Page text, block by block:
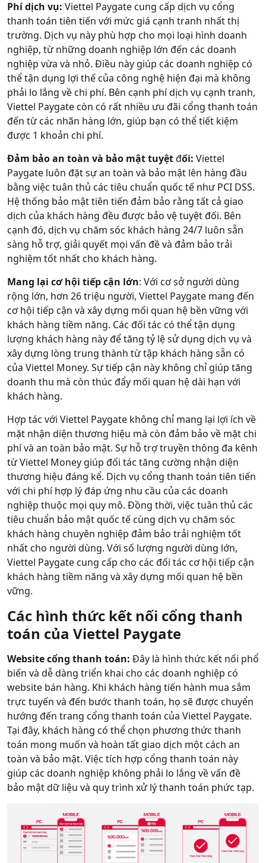
Phí dịch vụ: Viettel Paygate cung cấp dịch vụ cổng
thanh toán tiên tiến với mức giá cạnh tranh nhất thị
trường. Dịch vụ này phù hợp cho mọi loại hình doanh
nghiệp, từ những doanh nghiệp lớn đến các doanh
nghiệp vừa và nhỏ. Điều này giúp các doanh nghiệp có
thể tận dụng lợi thế của công nghệ hiện đại mà không
phải lo lắng về chi phí. Bên cạnh phí dịch vụ cạnh tranh,
Viettel Paygate còn có rất nhiều ưu đãi cổng thanh toán
đến từ các nhãn hàng lớn, giúp bạn có thể tiết kiệm
được 1 khoản chi phí.
Đảm bảo an toàn và bảo mật tuyệtđối: Viettel
Paygate luôn đặt sự an toàn và bảo mật lên hàng đầu
bằng việc tuân thủ các tiêu chuẩn quốc tế như PCI DSS.
Hệ thống bảo mật tiên tiến đảm bảo rằng tất cả giao
dịch của khách hàng đều được bảo vệ tuyệt đối. Bên
cạnh đó, dịch vụ chăm sóc khách hàng 24/7 luôn sẵn
sàng hỗ trợ, giải quyết mọi vấn đề và đảm bảo trải
nghiệm tốt nhất cho khách hàng.
Mang lại cơ hội tiếp cận lớn: Với cơ sở người dùng
rộng lớn, hơn 26 triệu người, Viettel Paygate mang đến
cơ hội tiếp cận và xây dựng mối quan hệ bền vững với
khách hàng tiềm năng. Các đối tác có thể tận dụng
lượng khách hàng này để tăng tỷ lệ sử dụng dịch vụ và
xây dựng lòng trung thành từ tập khách hàng sẵn có
của Viettel Money. Sự tiếp cận này không chỉ giúp tăng
doanh thu mà còn thúc đẩy mối quan hệ dài hạn với
khách hàng.
Hợp tác với Viettel Paygate không chỉ mang lại lợi ích về
mặt nhận diện thương hiệu mà còn đảm bảo về mặt chi
phí và an toàn bảo mật. Sự hỗ trợ truyền thông đa kênh
từ Viettel Money giúp đối tác tăng cường nhận diện
thương hiệu đáng kể. Dịch vụ cổng thanh toán tiên tiến
với chi phí hợp lý đáp ứng nhu cầu của các doanh
nghiệp thuộc mọi quy mô. Đồng thời, việc tuân thủ các
tiêu chuẩn bảo mật quốc tế cùng dịch vụ chăm sóc
khách hàng chuyên nghiệp đảm bảo trải nghiệm tốt
nhất cho người dùng. Với số lượng người dùng lớn,
Viettel Paygate cung cấp cho các đối tác cơ hội tiếp cận
khách hàng tiềm năng và xây dựng mối quan hệ bền
vững.
Các hình thức kết nối cổng thanh
toán của Viettel Paygate
Website cổng thanh toán: Đây là hình thức kết nối phổ
biến và dễ dàng triển khai cho các doanh nghiệp có
website bán hàng. Khi khách hàng tiến hành mua sắm
trực tuyến và đến bước thanh toán, họ sẽ được chuyển
hướng đến trang cổng thanh toán của Viettel Paygate.
Tại đây, khách hàng có thể chọn phương thức thanh
toán mong muốn và hoàn tất giao dịch một cách an
toàn và bảo mật. Việc tích hợp cổng thanh toán này
giúp các doanh nghiệp không phải lo lắng về vấn đề
bảo mật dữ liệu và quy trình xử lý thanh toán phức tạp.